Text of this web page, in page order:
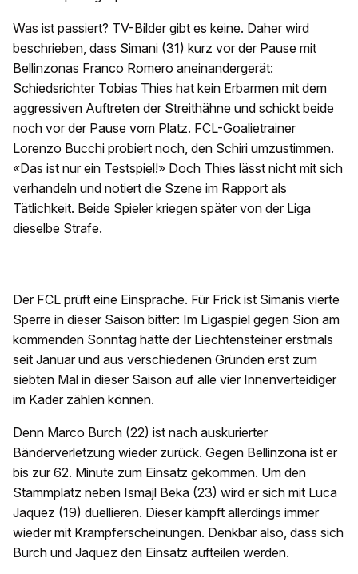
Was ist passiert? TV-Bilder gibt es keine. Daher wird
beschrieben, dass Simani (31) kurz vor der Pause mit
Bellinzonas Franco Romero aneinandergerät:
Schiedsrichter Tobias Thies hat kein Erbarmen mit dem
aggressiven Auftreten der Streithähne und schickt beide
noch vor der Pause vom Platz. FCL-Goalietrainer
Lorenzo Bucchi probiert noch, den Schiri umzustimmen.
«Das ist nur ein Testspiel!» Doch Thies lässt nicht mit sich
verhandeln und notiert die Szene im Rapport als
Tätlichkeit. Beide Spieler kriegen später von der Liga
dieselbe Strafe.
Der FCL prüft eine Einsprache. Für Frick ist Simanis vierte
Sperre in dieser Saison bitter: Im Ligaspiel gegen Sion am
kommenden Sonntag hätte der Liechtensteiner erstmals
seit Januar und aus verschiedenen Gründen erst zum
siebten Mal in dieser Saison auf alle vier Innenverteidiger
im Kader zählen können.
Denn Marco Burch (22) ist nach auskurierter
Bänderverletzung wieder zurück. Gegen Bellinzona ist er
bis zur 62. Minute zum Einsatz gekommen. Um den
Stammplatz neben Ismajl Beka (23) wird er sich mit Luca
Jaquez (19) duellieren. Dieser kämpft allerdings immer
wieder mit Krampferscheinungen. Denkbar also, dass sich
Burch und Jaquez den Einsatz aufteilen werden.